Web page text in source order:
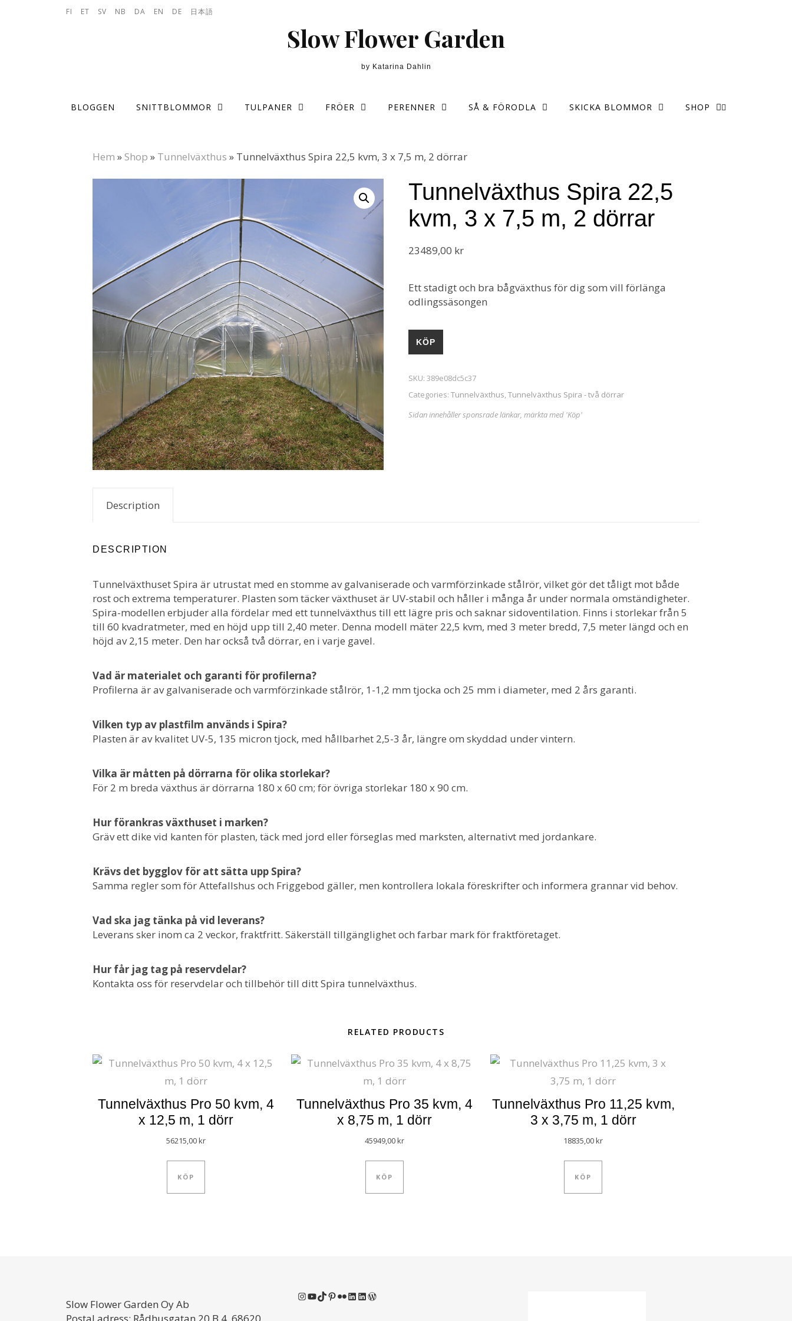
FI ET SV NB DA EN DE 日本語
Slow Flower Garden
by Katarina Dahlin
BLOGGEN SNITTBLOMMOR TULPANER FRÖER PERENNER SÅ & FÖRODLA SKICKA BLOMMOR SHOP
Hem » Shop » Tunnelväxthus » Tunnelväxthus Spira 22,5 kvm, 3 x 7,5 m, 2 dörrar
Tunnelväxthus Spira 22,5
kvm, 3 x 7,5 m, 2 dörrar
23489,00 kr
Ett stadigt och bra bågväxthus för dig som vill förlänga
odlingssäsongen
KÖP
SKU: 389e08dc5c37
Categories: Tunnelväxthus,Tunnelväxthus Spira - två dörrar
Sidan innehåller sponsrade länkar, märkta med 'Köp'
Description
DESCRIPTION
Tunnelväxthuset Spira är utrustat med en stomme av galvaniserade och varmförzinkade stålrör, vilket gör det tåligt mot både
rost och extrema temperaturer. Plasten som täcker växthuset är UV-stabil och håller i många år under normala omständigheter.
Spira-modellen erbjuder alla fördelar med ett tunnelväxthus till ett lägre pris och saknar sidoventilation. Finns i storlekar från 5
till 60 kvadratmeter, med en höjd upp till 2,40 meter. Denna modell mäter 22,5 kvm, med 3 meter bredd, 7,5 meter längd och en
höjd av 2,15 meter. Den har också två dörrar, en i varje gavel.
Vad är materialet och garanti för profilerna?
Profilerna är av galvaniserade och varmförzinkade stålrör, 1-1,2 mm tjocka och 25 mm i diameter, med 2 års garanti.
Vilken typ av plastfilm används i Spira?
Plasten är av kvalitet UV-5, 135 micron tjock, med hållbarhet 2,5-3 år, längre om skyddad under vintern.
Vilka är måtten på dörrarna för olika storlekar?
För 2 m breda växthus är dörrarna 180 x 60 cm; för övriga storlekar 180 x 90 cm.
Hur förankras växthuset i marken?
Gräv ett dike vid kanten för plasten, täck med jord eller förseglas med marksten, alternativt med jordankare.
Krävs det bygglov för att sätta upp Spira?
Samma regler som för Attefallshus och Friggebod gäller, men kontrollera lokala föreskrifter och informera grannar vid behov.
Vad ska jag tänka på vid leverans?
Leverans sker inom ca 2 veckor, fraktfritt. Säkerställ tillgänglighet och farbar mark för fraktföretaget.
Hur får jag tag på reservdelar?
Kontakta oss för reservdelar och tillbehör till ditt Spira tunnelväxthus.
RELATED PRODUCTS
Tunnelväxthus Pro 50 kvm, 4
x 12,5 m, 1 dörr
56215,00kr
KÖP
Tunnelväxthus Pro 35 kvm, 4
x 8,75 m, 1 dörr
45949,00kr
KÖP
Tunnelväxthus Pro 11,25 kvm,
3 x 3,75 m, 1 dörr
18835,00kr
KÖP
Slow Flower Garden Oy Ab
Postal adress: Rådhusgatan 20 B 4, 68620
Instagram
YouTube
TikTok
Pinterest
Flickr
LinkedIn
LinkedIn
WordPress